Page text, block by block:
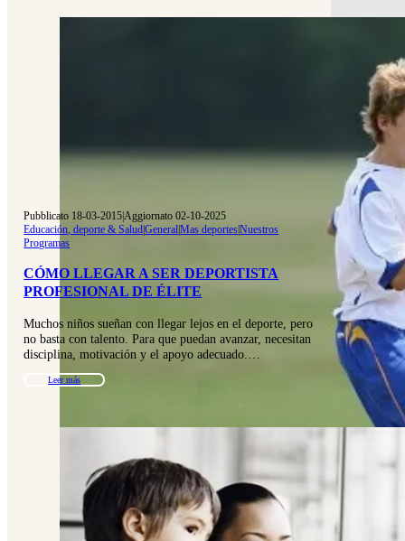
Pubblicato 18-03-2015|Aggiornato 02-10-2025
Educación, deporte & Salud|General|Mas deportes|Nuestros
Programas
CÓMO LLEGAR A SER DEPORTISTA
PROFESIONAL DE ÉLITE
Muchos niños sueñan con llegar lejos en el deporte, pero
no basta con talento. Para que puedan avanzar, necesitan
disciplina, motivación y el apoyo adecuado.…
Leer más